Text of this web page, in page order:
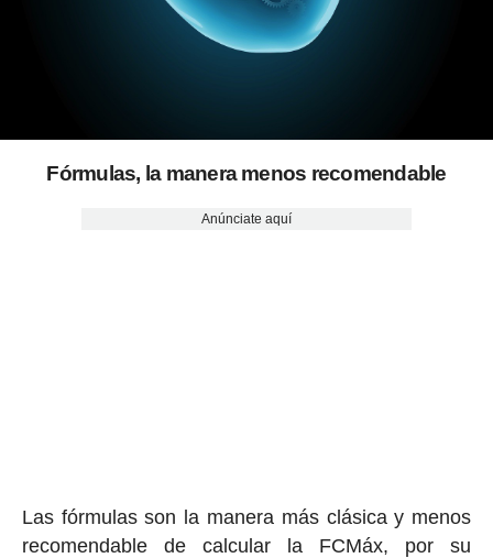
Fórmulas, la manera menos recomendable
Anúnciate aquí
Las fórmulas son la manera más clásica y menos
recomendable de calcular la FCMáx, por su